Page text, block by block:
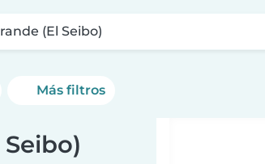
(El Seibo)
Más filtros